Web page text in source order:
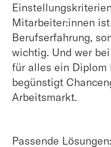
Mitarbeiter:innen
Berufserfahrung,
wichtig. Und wer
für alles ein Diplom
begünstigt
Arbeitsmarkt.
Passende